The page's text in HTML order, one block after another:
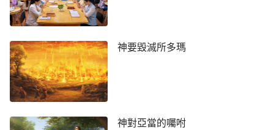
雖然説人現在覺得生活好了，但是這樣一個社會的進
步給更多人的身體帶來了一個隱秘的傷害，這是神不
願意看到的，也不是神要帶給人這些食物與蔬菜水果
的初衷，這是人自己違背神制定的規律造成的。
除此之外，可以説神賜給人的豐豐富富，各地都
有各地的土特産。比如説，有些地方盛産紅棗（俗稱
大棗），有的地方盛産核桃，有的地方盛産花生與其
神要毀滅所多瑪
神對亞當的囑咐